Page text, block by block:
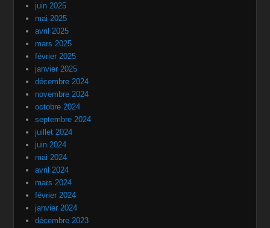
juin 2025
mai 2025
avril 2025
mars 2025
février 2025
janvier 2025
décembre 2024
novembre 2024
octobre 2024
septembre 2024
juillet 2024
juin 2024
mai 2024
avril 2024
mars 2024
février 2024
janvier 2024
décembre 2023